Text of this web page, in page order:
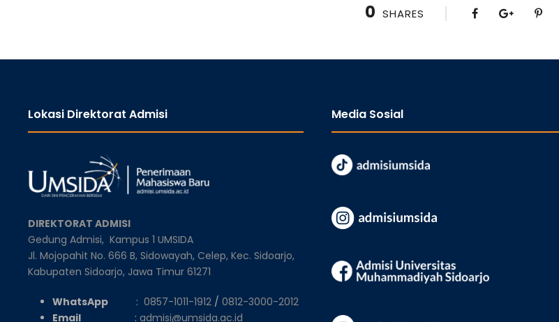
0 SHARES
Lokasi Direktorat Admisi
DIREKTORAT ADMISI
Gedung Admisi, Kampus 1 UMSIDA
Jl. Mojopahit No. 666 B, Sidowayah, Celep, Kec. Sidoarjo,
Kabupaten Sidoarjo, Jawa Timur 61271
WhatsApp : 0857-1011-1912 / 0812-3000-2012
Email
: admisi@umsida.ac.id
Media Sosial